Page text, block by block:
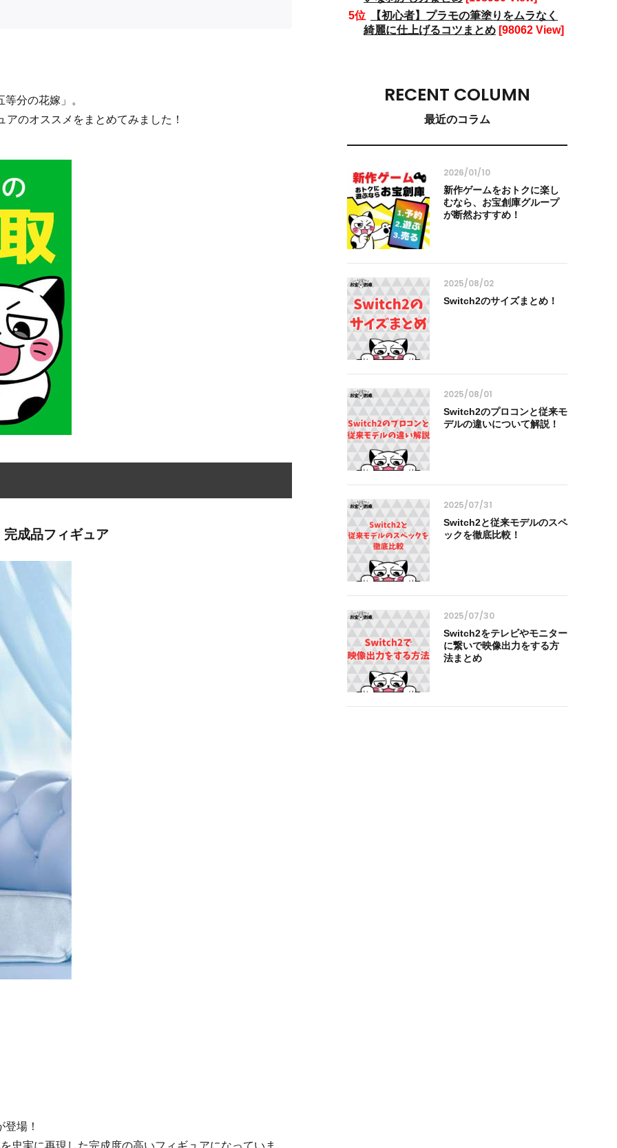
分の花嫁」。
のオススメをまとめてみました！
成品フィギュア
場！
忠実に再現した完成度の高いフィギュアになっていま
【初心者】プラモの筆塗りをムラなく
綺麗に仕上げるコツまとめ [98062 View]
RECENT COLUMN
最近のコラム
2026/01/10
新作ゲームをおトクに楽し
むなら、お宝創庫グループ
が断然おすすめ！
2025/08/02
Switch2のサイズまとめ！
2025/08/01
Switch2のプロコンと従来モ
デルの違いについて解説！
2025/07/31
Switch2と従来モデルのスペ
ックを徹底比較！
2025/07/30
Switch2をテレビやモニター
に繋いで映像出力をする方
法まとめ